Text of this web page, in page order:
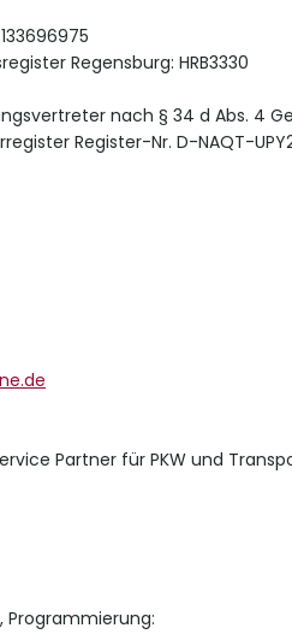
Regensburg: HRB3330
nach § 34 d Abs. 4
Register-Nr. D-NAQT-
Partner für PKW und
Programmierung: